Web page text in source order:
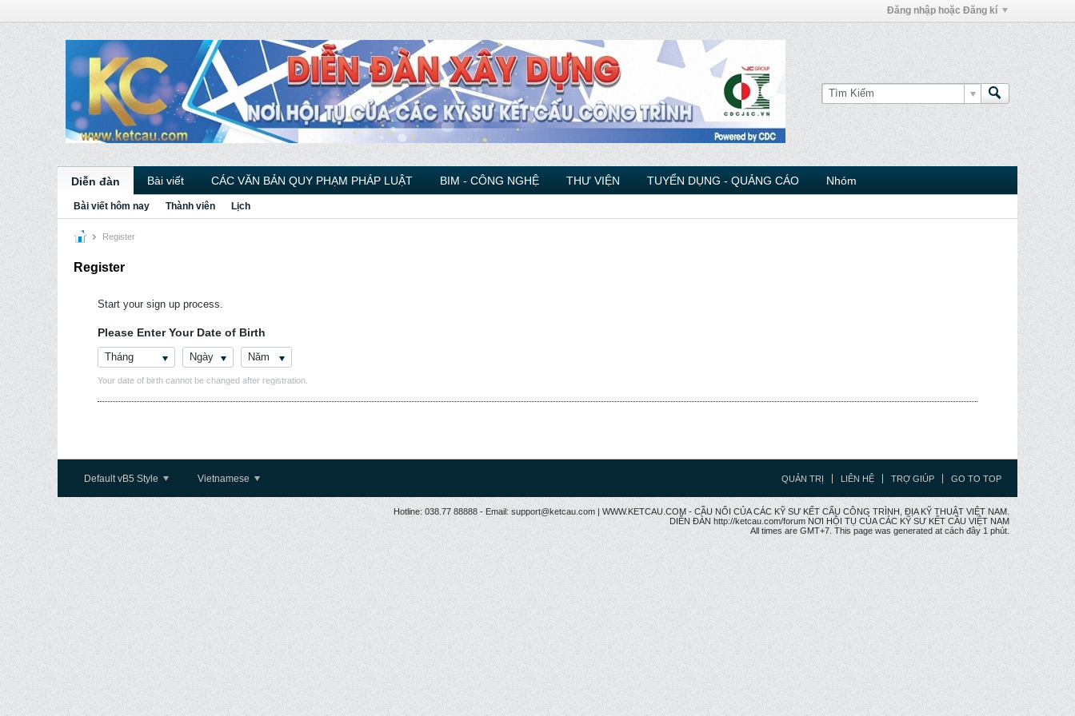
Đăng nhập hoặc Đăng kí
Diễn đàn Bài viết CÁC VĂN BẢN QUY PHẠM PHÁP LUẬT BIM - CÔNG NGHỆ THƯ VIỆN TUYỂN DỤNG - QUẢNG CÁO Nhóm
Bài viết hôm nay Thành viên Lịch
Register
Register
Start your sign up process.
Please Enter Your Date of Birth
Tháng Ngày Năm
Your date of birth cannot be changed after registration.
Default vB5 Style Vietnamese QUẢN TRỊ LIÊN HỆ TRỢ GIÚP GO TO TOP
Hotline: 038.77 88888 - Email: support@ketcau.com | WWW.KETCAU.COM - CẦU NỐI CỦA CÁC KỸ SƯ KẾT CẤU CÔNG TRÌNH, ĐỊA KỸ THUẬT VIỆT NAM.
DIỄN ĐÀN http://ketcau.com/forum NƠI HỘI TỤ CỦA CÁC KỸ SƯ KẾT CÂU VIỆT NAM
All times are GMT+7. This page was generated at cách đây 1 phút.